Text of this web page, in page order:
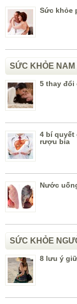
Sức khỏe
SỨC KHỎE NAM
5 thay đổi
4 bí quyết
rượu bia
Nước
SỨC KHỎE
8 lưu ý